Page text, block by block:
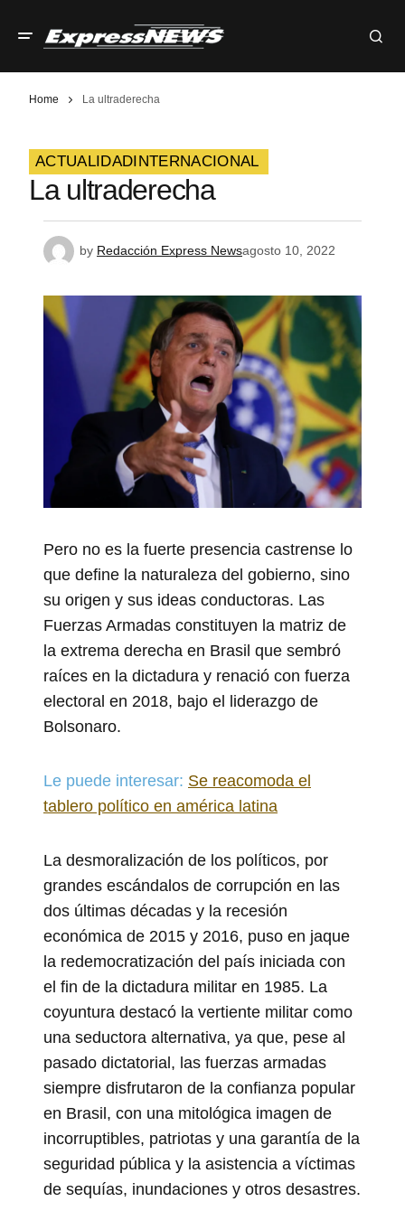
Home La ultraderecha
ACTUALIDAD INTERNACIONAL
La ultraderecha
by Redacción Express Newsagosto 10, 2022
Pero no es la fuerte presencia castrense lo
que define la naturaleza del gobierno, sino
su origen y sus ideas conductoras. Las
Fuerzas Armadas constituyen la matriz de
la extrema derecha en Brasil que sembró
raíces en la dictadura y renació con fuerza
electoral en 2018, bajo el liderazgo de
Bolsonaro.
Le puede interesar: Se reacomoda el
tablero político en américa latina
La desmoralización de los políticos, por
grandes escándalos de corrupción en las
dos últimas décadas y la recesión
económica de 2015 y 2016, puso en jaque
la redemocratización del país iniciada con
el fin de la dictadura militar en 1985. La
coyuntura destacó la vertiente militar como
una seductora alternativa, ya que, pese al
pasado dictatorial, las fuerzas armadas
siempre disfrutaron de la confianza popular
en Brasil, con una mitológica imagen de
incorruptibles, patriotas y una garantía de la
seguridad pública y la asistencia a víctimas
de sequías, inundaciones y otros desastres.